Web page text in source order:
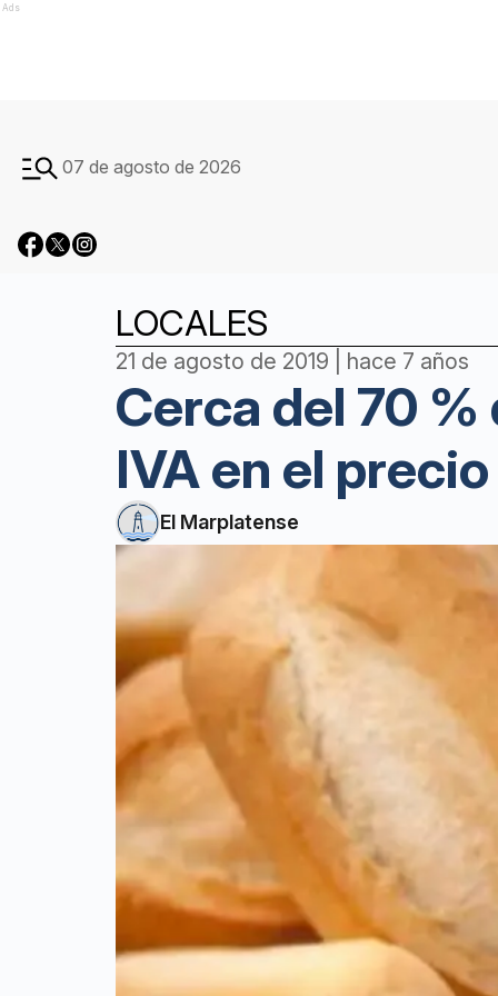
Ads
07 de agosto de 2026
LOCALES
21 de agosto de 2019 | hace 7 años
Cerca del 70
IVA en el
El Marplatense